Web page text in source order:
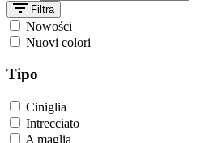
Filtra
Nowości
Nuovi colori
Tipo
Ciniglia
Intrecciato
A maglia